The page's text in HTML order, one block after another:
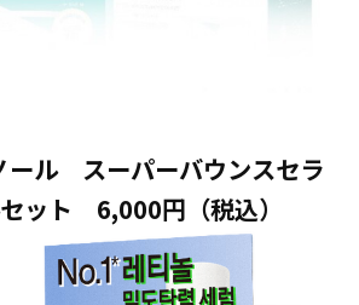
ル スーパーバウンスセラ
ット 6,000円（税込）